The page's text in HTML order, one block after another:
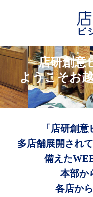
店研創意
ようこそお
「店研創
多店舗展開され
備えた
本部か
各店か